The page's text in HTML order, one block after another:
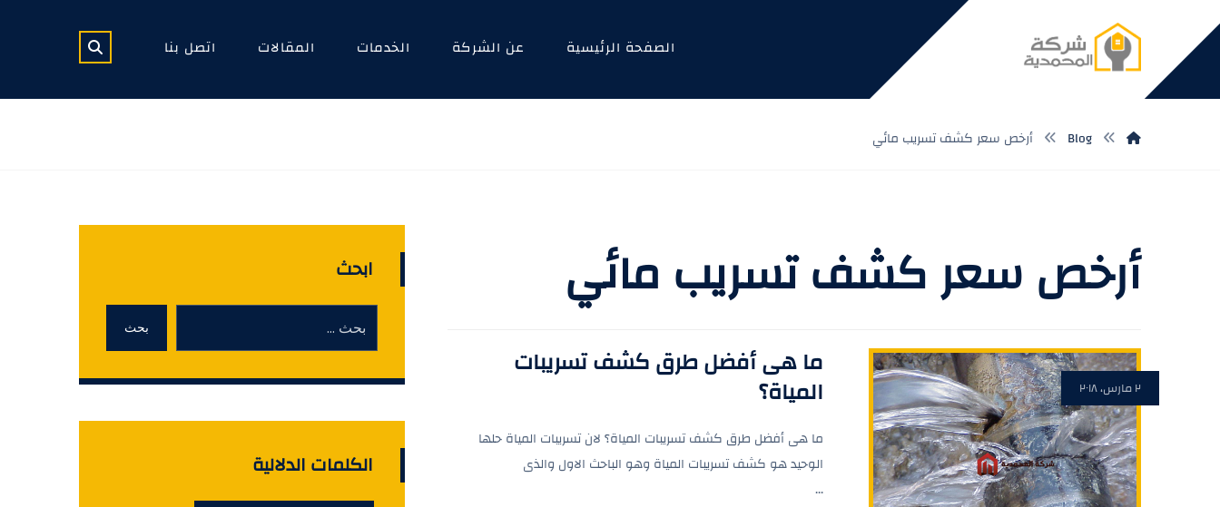
الصفحة الرئيسية عن الشركة الخدمات المقالات اتصل بنا
Blog أرخص سعر كشف تسريب مائي
أرخص سعر كشف تسريب مائي
ما هى أفضل طرق كشف تسريبات
المياة؟ ٢ مارس، ٢٠١٨
ما هى أفضل طرق كشف تسريبات المياة؟ لان تسريبات المياة حلها
الوحيد هو كشف تسريبات المياة وهو الباحث الاول والذى
...
ابحث
بحث
الكلمات الدلالية